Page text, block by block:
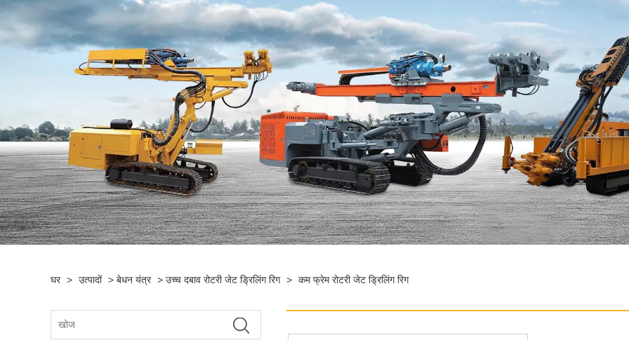
घर > उत्पादों > बेधन यंत्र > उच्च दबाव रोटरी जेट ड्रिलिंग रिग > कम फ्रेम रोटरी जेट ड्रिलिंग रिग